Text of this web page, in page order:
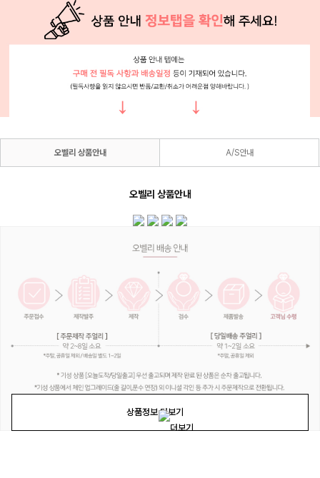
상품정보 더보기
오벨리 상품안내 A/S안내
오벨리 상품안내